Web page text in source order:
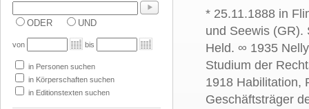
ODER UND
von bis
in Personen suchen
in Körperschaften suchen
in Editionstexten suchen
* 25.11.1888 in
und Seewis (GR).
Held. ∞ 1935
Studium der
1918 Habilitation,
Geschäftsträger